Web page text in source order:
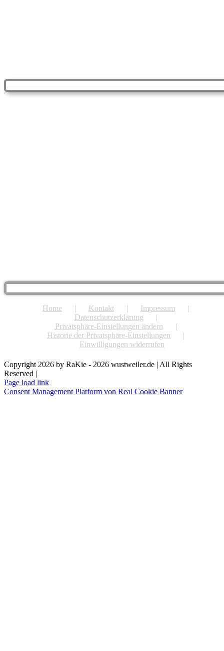
Home Kontakt
Impressum
Datenschutzerklärung
Privatsphäre-Einstellungen ändern
Historie der Privatsphäre-Einstellungen
Einwilligungen widerrufen
Copyright 2026 by RaKie - 2026 wustweiler.de | All Rights
Reserved |
Page load link
Consent Management Platform von Real Cookie Banner